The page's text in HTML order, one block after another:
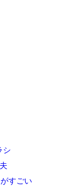
シ
すごい